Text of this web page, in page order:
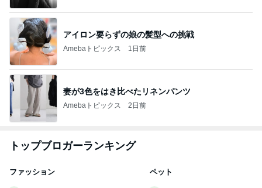
アイロン要らずの娘の髪型への挑戦
Amebaトピックス 1日前
妻が3色をはき比べたリネンパンツ
Amebaトピックス 2日前
トップブロガーランキング
ファッション ペット